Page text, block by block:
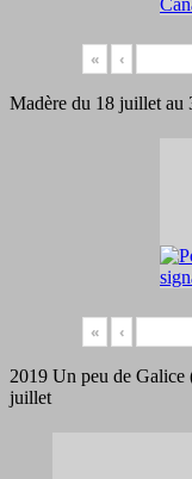
« ‹
Madère du 18 juillet au
« ‹
2019 Un peu de Galice
juillet